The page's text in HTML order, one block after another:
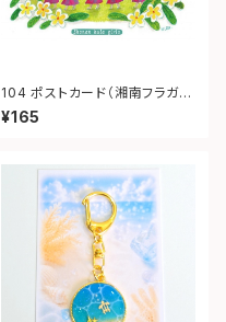
104 ポストカード（湘南フラガー
ル）
¥165